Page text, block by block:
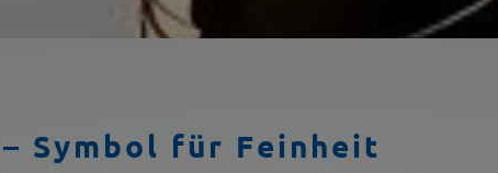
Symbol für Feinheit